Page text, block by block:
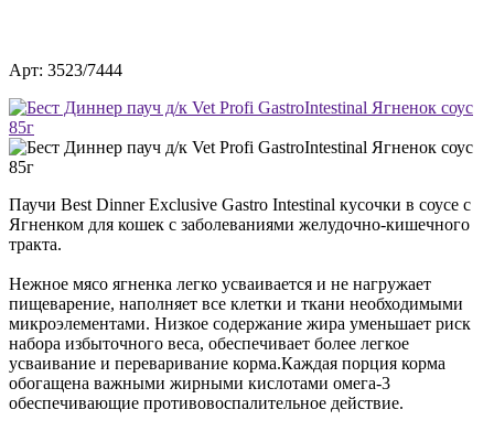
Арт: 3523/7444
Паучи Best Dinner Exclusive Gastro Intestinal кусочки в соусе с
Ягненком для кошек с заболеваниями желудочно-кишечного
тракта.
Нежное мясо ягненка легко усваивается и не нагружает
пищеварение, наполняет все клетки и ткани необходимыми
микроэлементами. Низкое содержание жира уменьшает риск
набора избыточного веса, обеспечивает более легкое
усваивание и переваривание корма.Каждая порция корма
обогащена важными жирными кислотами омега-3
обеспечивающие противовоспалительное действие.